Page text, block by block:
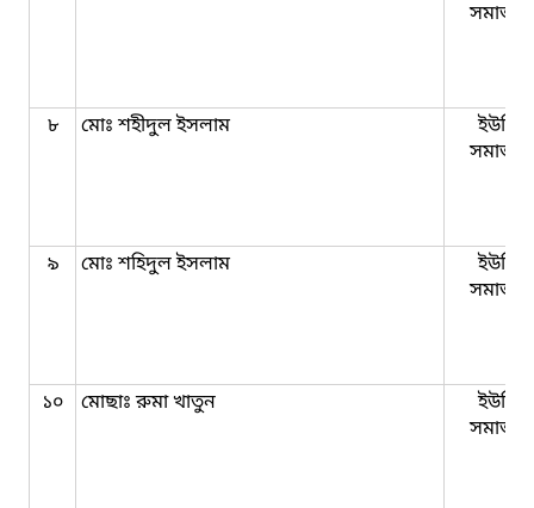
৮ মোঃ শহীদুল ইসলাম
৯ মোঃ শহিদুল ইসলাম
১০ মোছাঃ রুমা খাতুন